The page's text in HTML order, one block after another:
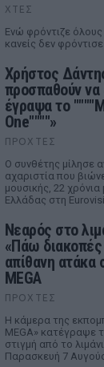
ΧΤΕΣ
Ενώ φρόντιζε
κανείς δεν φρόντισε
Χρήστος
προσπαθούν να
έγραψα το
One""""»
ΠΡΟΧΤΈΣ
Ο συνθέτης μίλησε
αχαριστία που
μουσικής, 22 χρόνια
Ελλάδας στη
Νεαρός στο
«Πάω διακοπές
απίθανη ατάκα
MEGA
ΠΡΟΧΤΈΣ
Η κάμερα της
MEGA» κατέγραψε
στιγμή από το
Παρασκευή 7